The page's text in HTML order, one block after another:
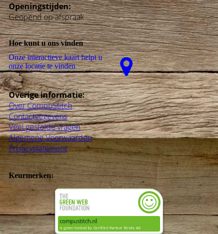
Openingstijden:
Geopend op afspraak
Hoe kunt u ons vinden
Onze interactieve kaart helpt u
onze locatie te vinden
Overige informatie:
Over CompuStitch
Contactgegevens
Veel gestelde vragen
Algemene Voorwaarden
Privacystatement
Keurmerken: